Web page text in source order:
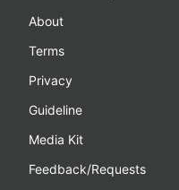
About
Terms
Privacy
Guideline
Media Kit
Feedback/Requests